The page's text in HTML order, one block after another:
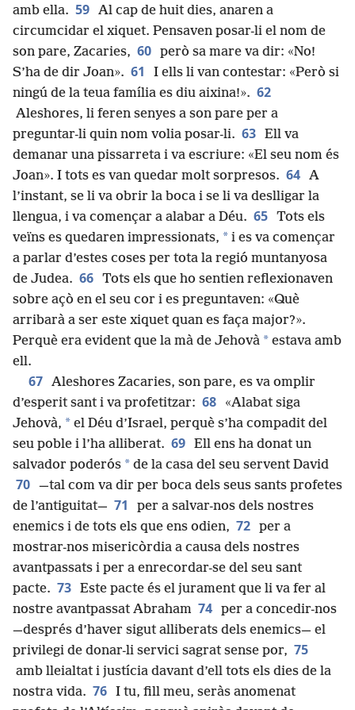
amb ella. 59 Al cap de huit dies, anaren a
circumcidar el xiquet. Pensaven posar-li el nom de
son pare, Zacaries, 60 però sa mare va dir: «No!
S’ha de dir Joan». 61
I ells li van contestar: «Però si
ningú de la teua família es diu aixina!». 62
Aleshores, li feren senyes a son pare per a
preguntar-li quin nom volia posar-li. 63 Ell va
demanar una pissarreta i va escriure: «El seu nom és
Joan». I tots es van quedar molt sorpresos. 64 A
l’instant, se li va obrir la boca i se li va deslligar la
llengua, i va començar a alabar a Déu. 65 Tots els
veïns es quedaren impressionats, * i es va començar
a parlar d’estes coses per tota la regió muntanyosa
de Judea. 66 Tots els que ho sentien reflexionaven
sobre açò en el seu cor i es preguntaven: «Què
arribarà a ser este xiquet quan es faça major?».
Perquè era evident que la mà de Jehovà * estava amb
ell.
67 Aleshores Zacaries, son pare, es va omplir
d’esperit sant i va profetitzar: 68
«Alabat siga
Jehovà, * el Déu d’Israel, perquè s’ha compadit del
seu poble i l’ha alliberat. 69 Ell ens ha donat un
salvador poderós * de la casa del seu servent David
70 —tal com va dir per boca dels seus sants profetes
de l’antiguitat— 71
per a salvar-nos dels nostres
enemics i de tots els que ens odien, 72 per a
mostrar-nos misericòrdia a causa dels nostres
avantpassats i per a enrecordar-se del seu sant
pacte. 73 Este pacte és el jurament que li va fer al
nostre avantpassat Abraham 74 per a concedir-nos
—després d’haver sigut alliberats dels enemics— el
privilegi de donar-li servici sagrat sense por, 75
amb lleialtat i justícia davant d’ell tots els dies de la
nostra vida. 76 I tu, fill meu, seràs anomenat